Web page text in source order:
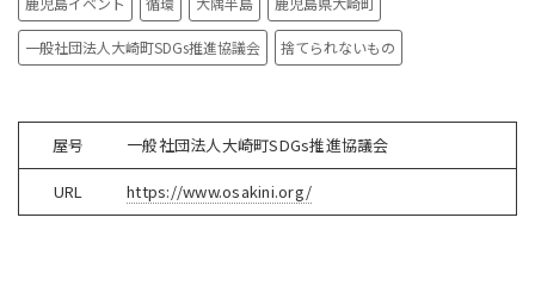
一般社団法人大崎町SDGs推進協議会 捨てられないもの
屋号 一般社団法人大崎町SDGs推進協議会
URL https://www.osakini.org/